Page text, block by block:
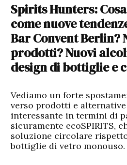
Spirits Hunters:
come nuove
Bar Convent Berlin?
prodotti? Nuovi
design di bottiglie e
Vediamo un forte
verso prodotti e
interessante in termini di
sicuramente ecoSPIRITS,
soluzione circolare
bottiglie di vetro monouso.